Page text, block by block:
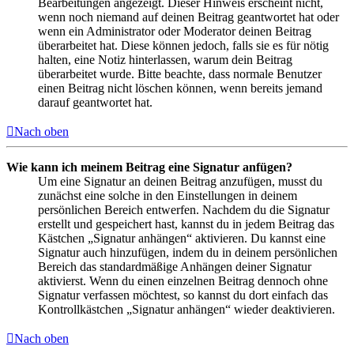
wenn noch niemand auf deinen Beitrag geantwortet hat oder
wenn ein Administrator oder Moderator deinen Beitrag
überarbeitet hat. Diese können jedoch, falls sie es für nötig
halten, eine Notiz hinterlassen, warum dein Beitrag
überarbeitet wurde. Bitte beachte, dass normale Benutzer
einen Beitrag nicht löschen können, wenn bereits jemand
darauf geantwortet hat.
Nach oben
Wie kann ich meinem Beitrag eine Signatur anfügen?
Um eine Signatur an deinen Beitrag anzufügen, musst du
zunächst eine solche in den Einstellungen in deinem
persönlichen Bereich entwerfen. Nachdem du die Signatur
erstellt und gespeichert hast, kannst du in jedem Beitrag das
Kästchen „Signatur anhängen“ aktivieren. Du kannst eine
Signatur auch hinzufügen, indem du in deinem persönlichen
Bereich das standardmäßige Anhängen deiner Signatur
aktivierst. Wenn du einen einzelnen Beitrag dennoch ohne
Signatur verfassen möchtest, so kannst du dort einfach das
Kontrollkästchen „Signatur anhängen“ wieder deaktivieren.
Nach oben